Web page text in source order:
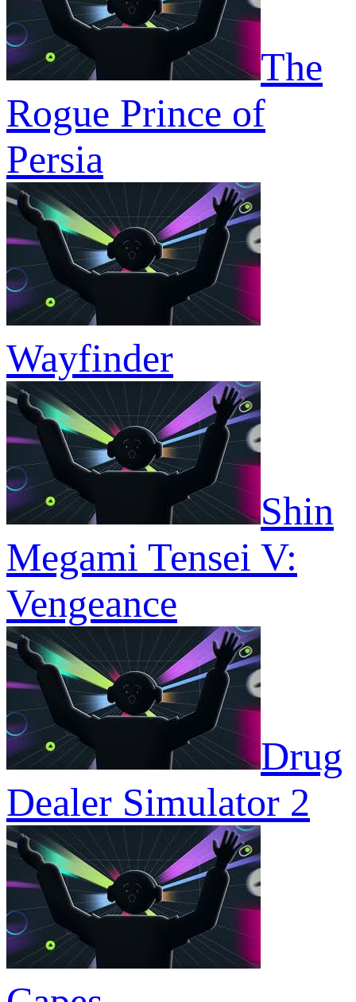
The
Rogue Prince of
Persia
Wayfinder
Shin
Megami Tensei V:
Vengeance
Drug
Dealer Simulator 2